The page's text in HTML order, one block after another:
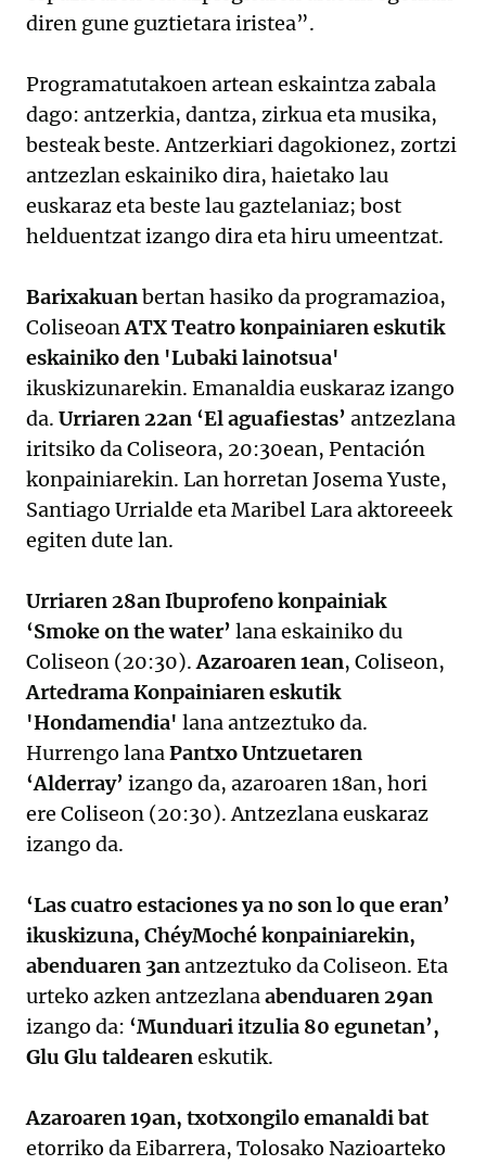
diren gune guztietara iristea”.
Programatutakoen artean eskaintza zabala
dago: antzerkia, dantza, zirkua eta musika,
besteak beste. Antzerkiari dagokionez, zortzi
antzezlan eskainiko dira, haietako lau
euskaraz eta beste lau gaztelaniaz; bost
helduentzat izango dira eta hiru umeentzat.
Barixakuanbertan hasiko da programazioa,
ColiseoanATX Teatro konpainiaren eskutik
eskainiko den 'Lubaki lainotsua'
ikuskizunarekin. Emanaldia euskaraz izango
da. Urriaren 22an ‘El aguafiestas’ antzezlana
iritsiko da Coliseora, 20:30ean, Pentación
konpainiarekin. Lan horretan Josema Yuste,
Santiago Urrialde eta Maribel Lara aktoreeek
egiten dute lan.
Urriaren 28an Ibuprofeno konpainiak
‘Smoke on the water’ lana eskainiko du
Coliseon (20:30).Azaroaren 1ean, Coliseon,
Artedrama Konpainiaren eskutik
'Hondamendia' lana antzeztuko da.
Hurrengo lanaPantxo Untzuetaren
‘Alderray’ izango da, azaroaren 18an, hori
ere Coliseon (20:30). Antzezlana euskaraz
izango da.
‘Las cuatro estaciones ya no son lo que eran’
ikuskizuna, ChéyMoché konpainiarekin,
abenduaren 3anantzeztuko da Coliseon. Eta
urteko azken antzezlanaabenduaren 29an
izango da: ‘Munduari itzulia 80 egunetan’,
Glu Glu taldeareneskutik.
Azaroaren 19an, txotxongilo emanaldi bat
etorriko da Eibarrera, Tolosako Nazioarteko